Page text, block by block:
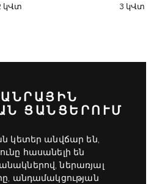
կՎտ 3 կՎտ
ՑԱՆՑԵՐՈՒՄ
կետեր անվճար են,
հասանելի են
ներառյալ
անդամակցության